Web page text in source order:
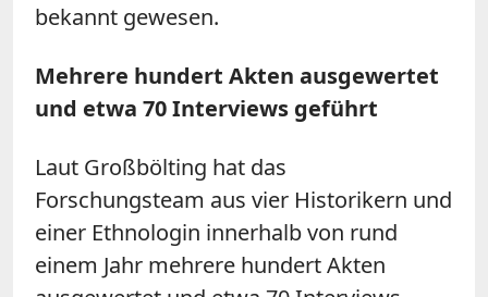
bekannt gewesen.
Mehrere hundert Akten ausgewertet
und etwa 70 Interviews geführt
Laut Großbölting hat das
Forschungsteam aus vier Historikern und
einer Ethnologin innerhalb von rund
einem Jahr mehrere hundert Akten